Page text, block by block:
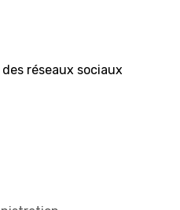
réseaux sociaux